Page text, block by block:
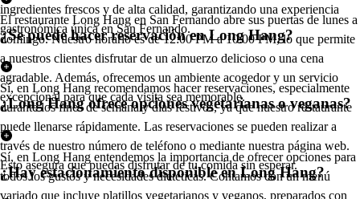
ingredientes frescos y de alta calidad, garantizando una experiencia
gastronómica única en San Fernando.
El restaurante Long Hang en San Fernando abre sus puertas de lunes a
domingo. Nuestro horario es de 12:00 PM a 10:00 PM, lo que permite
a nuestros clientes disfrutar de un almuerzo delicioso o una cena
agradable. Además, ofrecemos un ambiente acogedor y un servicio
excepcional para que cada visita sea memorable.
¿Se puede hacer reservación en Long Hang?
Sí, en Long Hang recomendamos hacer reservaciones, especialmente
durante los fines de semana y días festivos, ya que nuestro restaurante
puede llenarse rápidamente. Las reservaciones se pueden realizar a
través de nuestro número de teléfono o mediante nuestra página web.
Esto asegura que puedas disfrutar de tu comida sin esperar.
¿Long Hang ofrece opciones vegetarianas o veganas?
Sí, en Long Hang entendemos la importancia de ofrecer opciones para
todos los gustos y necesidades dietéticas. Contamos con un menú
variado que incluye platillos vegetarianos y veganos, preparados con
¿Hay estacionamiento disponible en Long Hang?